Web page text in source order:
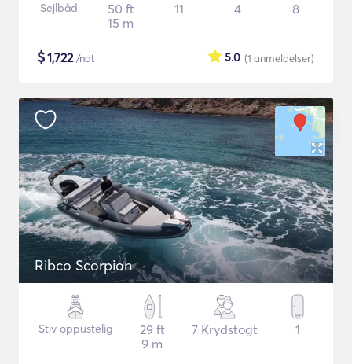
Sejlbåd
50 ft
15 m
11 4 8
$1,722/nat (1 anmeldelser)
5.0
Ribco Scorpion
Stiv oppustelig
29 ft
9 m
7 Krydstogt 1